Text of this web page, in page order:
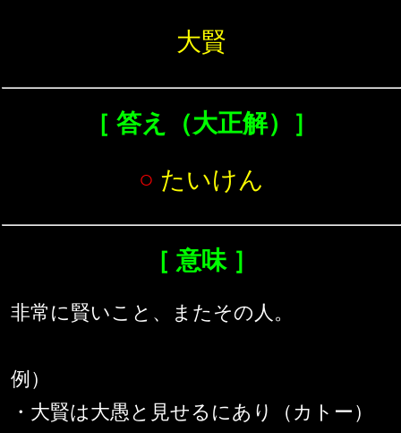
大賢
［ 答え（大正解）］
○ たいけん
［ 意味 ］
非常に賢いこと、またその人。
例）
・大賢は大愚と見せるにあり（カトー）